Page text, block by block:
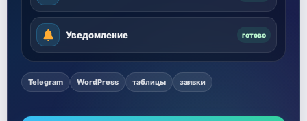
Уведомление готово
Telegram WordPress таблицы заявки